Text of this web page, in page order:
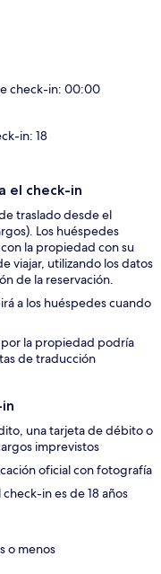
check-in: 00:00
in: 18
el check-in
traslado desde el
Los huéspedes
la propiedad con su
viajar, utilizando los datos
de la reservación.
a los huéspedes cuando
la propiedad podría
de traducción
una tarjeta de débito o
imprevistos
oficial con fotografía
in es de 18 años
o menos